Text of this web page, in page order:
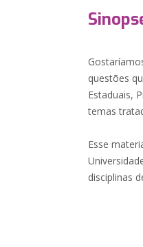
questões
Estaduais,
temas
Esse
disciplinas